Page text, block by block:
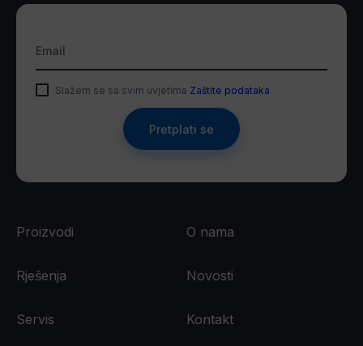
Proizvodi
Rješenja
Servis
O nama
Novosti
Kontakt
Email
Slažem se sa svim uvjetima Zaštite podataka
Pretplati se